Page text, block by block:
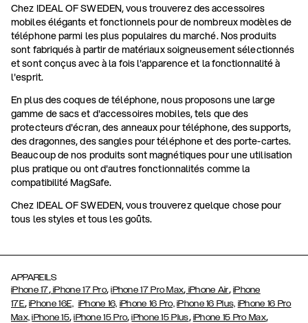
Chez IDEAL OF SWEDEN, vous trouverez des accessoires
mobiles élégants et fonctionnels pour de nombreux modèles de
téléphone parmi les plus populaires du marché. Nos produits
sont fabriqués à partir de matériaux soigneusement sélectionnés
et sont conçus avec à la fois l'apparence et la fonctionnalité à
l'esprit.
En plus des coques de téléphone, nous proposons une large
gamme de sacs et d'accessoires mobiles, tels que des
protecteurs d'écran, des anneaux pour téléphone, des supports,
des dragonnes, des sangles pour téléphone et des porte-cartes.
Beaucoup de nos produits sont magnétiques pour une utilisation
plus pratique ou ont d'autres fonctionnalités comme la
compatibilité MagSafe.
Chez IDEAL OF SWEDEN, vous trouverez quelque chose pour
tous les styles et tous les goûts.
APPAREILS
iPhone 17,iPhone 17 Pro,iPhone 17 Pro Max, iPhone Air, iPhone
17E,iPhone 16E, iPhone 16, iPhone 16 Pro, iPhone 16 Plus, iPhone 16 Pro
Max, iPhone 15,iPhone 15 Pro,iPhone 15 Plus, iPhone 15 Pro Max,